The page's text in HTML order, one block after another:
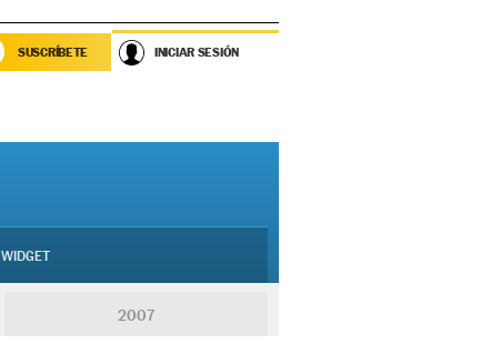
SUSCRÍBETE INICIAR SESIÓN
WIDGET
2007